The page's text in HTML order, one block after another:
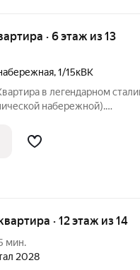
· 6 этаж из 13
,1/15кВК
в легeндаpном
набережной).
площадками, есть
· 12 этаж из 14
мин.
2028